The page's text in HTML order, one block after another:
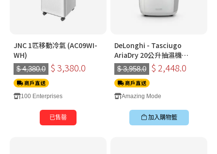
JNC 1匹移動冷氣 (AC09WI-
WH)
$ 4,380.0 $ 3,380.0
商戶直送
100 Enterprises
已售罄
DeLonghi - Tasciugo
AriaDry 20公升抽濕機
DDSX20
$ 3,958.0 $ 2,448.0
商戶直送
Amazing Mode
加入購物籃